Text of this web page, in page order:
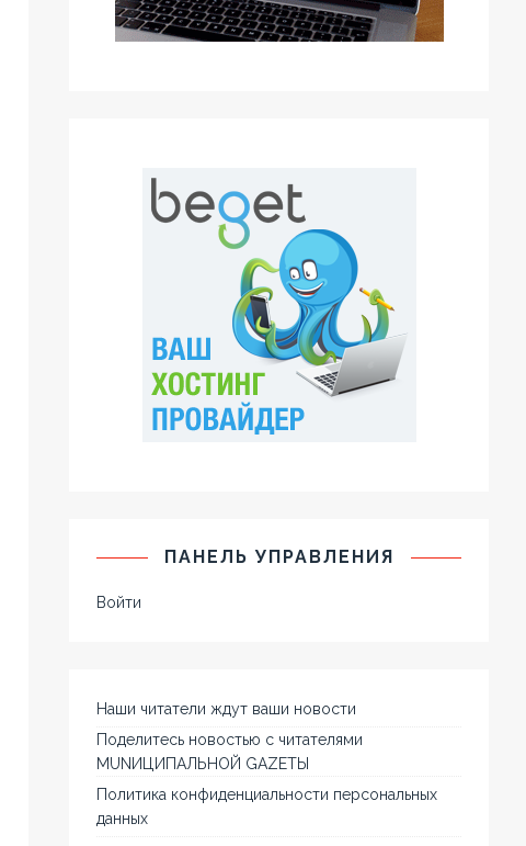
ПАНЕЛЬ УПРАВЛЕНИЯ
Войти
Наши читатели ждут ваши новости
Поделитесь новостью с читателями
MUNИЦИПАЛЬНОЙ GAZЕТЫ
Политика конфиденциальности персональных
данных